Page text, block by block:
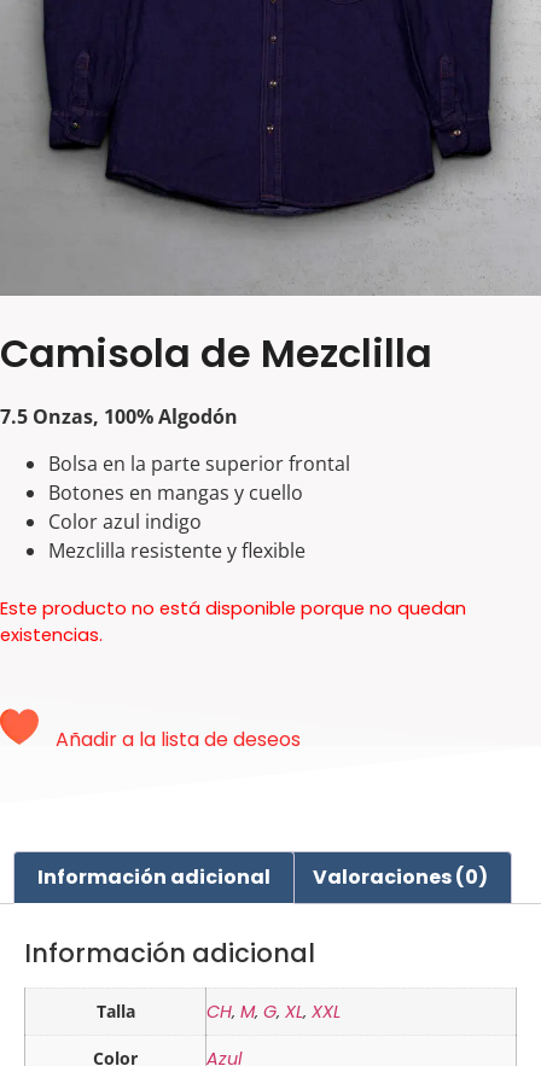
Camisola de Mezclilla
7.5 Onzas, 100% Algodón
Bolsa en la parte superior frontal
Botones en mangas y cuello
Color azul indigo
Mezclilla resistente y flexible
Este producto no está disponible porque no quedan
existencias.
Añadir a la lista de deseos
Información adicional Valoraciones (0)
Información adicional
Talla CH, M, G, XL, XXL
Color Azul